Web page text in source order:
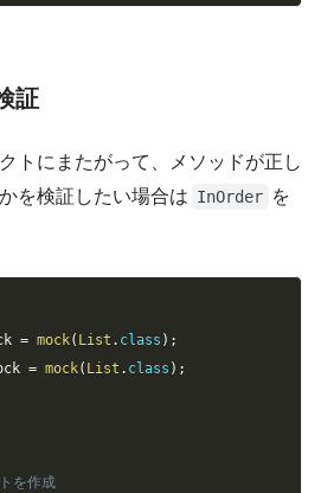
証
トにまたがって、メソッドが正し
を検証したい場合は InOrder を
= mock( List . class ) ;
= mock( List . class ) ;
を作成